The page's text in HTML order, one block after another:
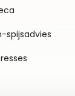
spijsadvies